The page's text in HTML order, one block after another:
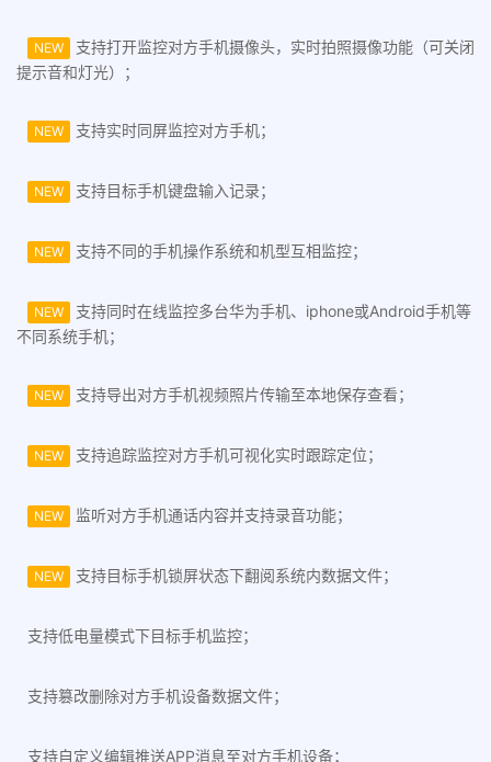
NEW
支持打开监控对方手机摄像头，实时拍照摄像功能（可关闭
提示音和灯光）；
NEW 支持实时同屏监控对方手机；
NEW 支持目标手机键盘输入记录；
NEW 支持不同的手机操作系统和机型互相监控；
NEW
支持同时在线监控多台华为手机、iphone或Android手机等
不同系统手机；
NEW 支持导出对方手机视频照片传输至本地保存查看；
NEW 支持追踪监控对方手机可视化实时跟踪定位；
NEW 监听对方手机通话内容并支持录音功能；
NEW 支持目标手机锁屏状态下翻阅系统内数据文件；
支持低电量模式下目标手机监控；
支持篡改删除对方手机设备数据文件；
支持自定义编辑推送APP消息至对方手机设备；